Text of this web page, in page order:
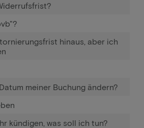
hinaus, aber ich
meiner Buchung ändern?
kündigen, was soll ich tun?